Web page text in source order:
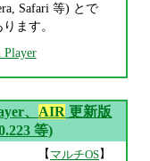
Safari 等) とで
ます。
Player
、AIR 更新版
等)
【マルチOS】